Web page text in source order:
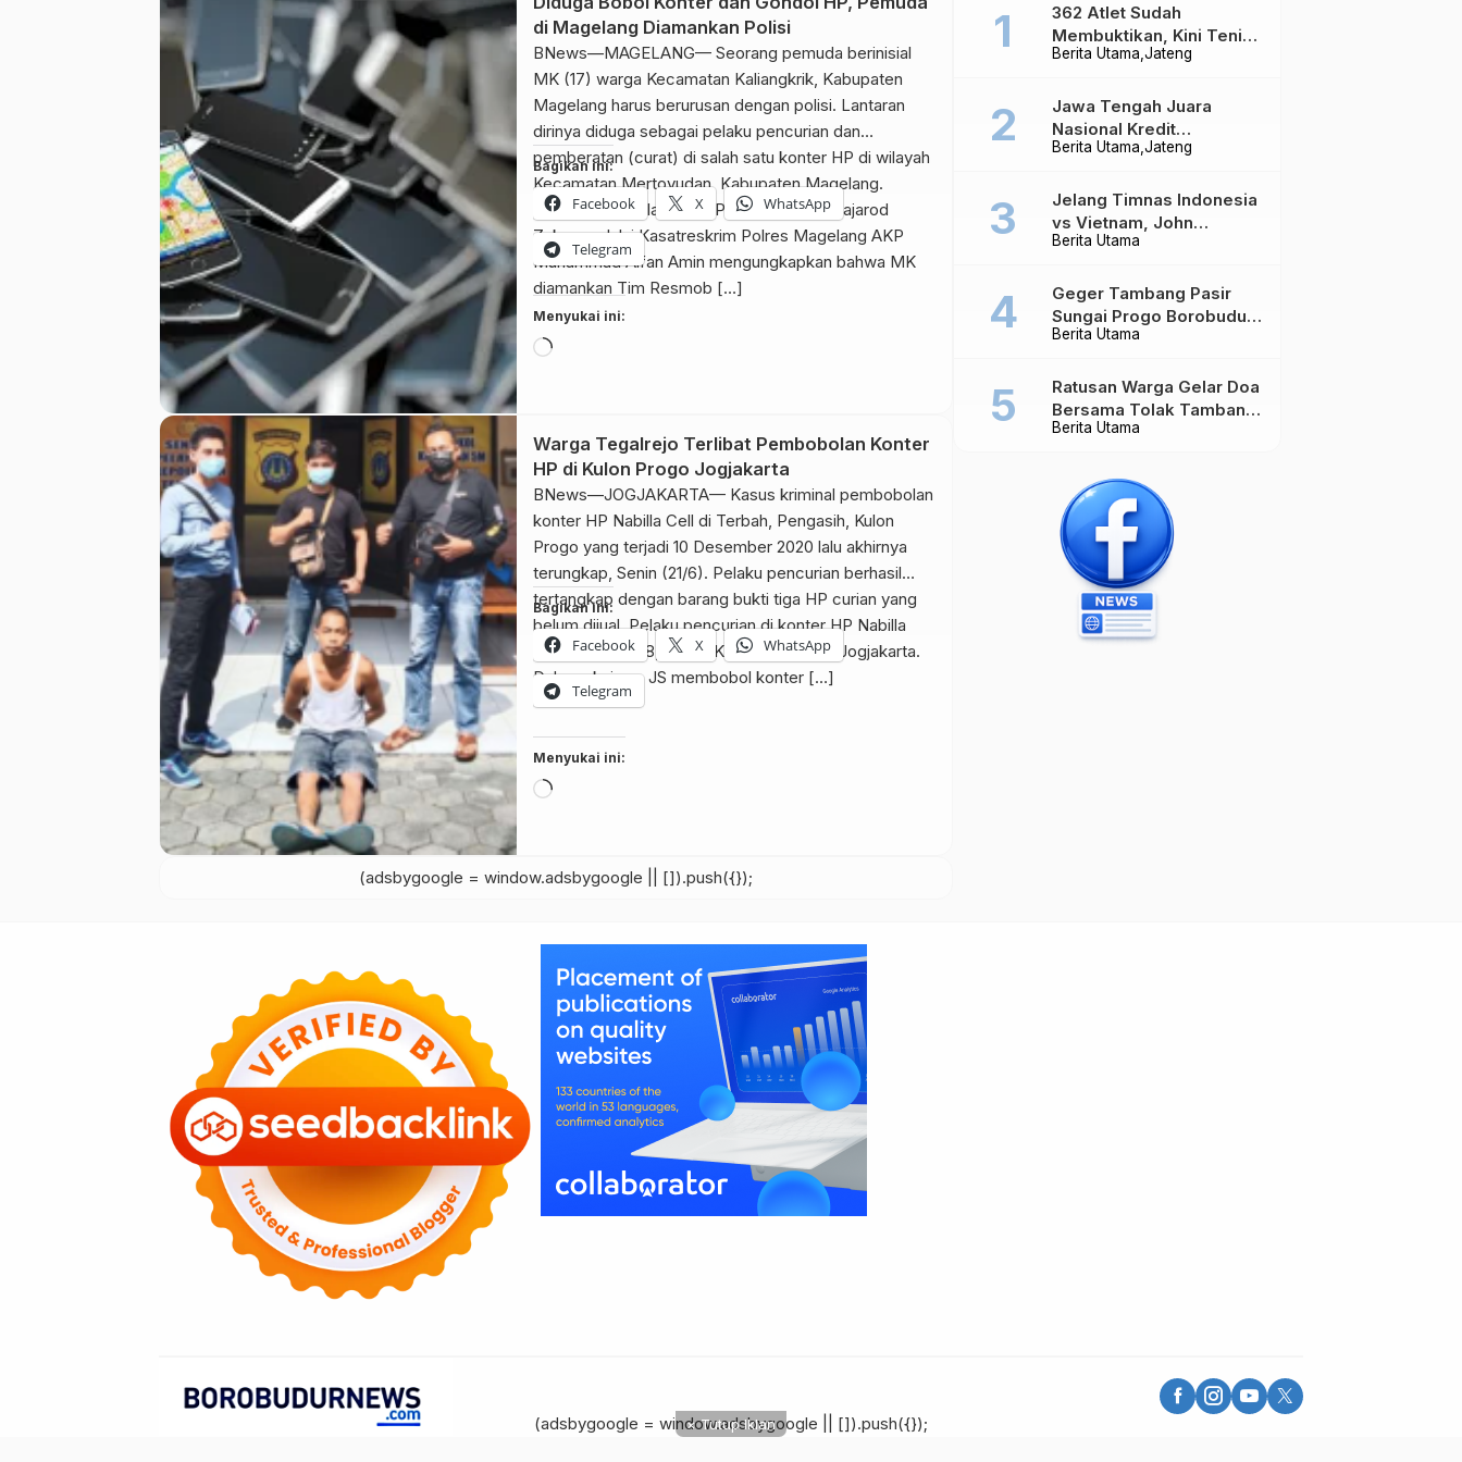
di Magelang Diamankan Polisi
BNews—MAGELANG— Seorang pemuda berinisial
MK (17) warga Kecamatan Kaliangkrik, Kabupaten
Magelang harus berurusan dengan polisi. Lantaran
dirinya diduga sebagai pelaku pencurian dan
pemberatan (curat) di salah satu konter HP di wilayah
Kecamatan Mertoyudan, Kabupaten Magelang.
Kapolres Magelang AKBP Mochammad Sajarod
Zakun melalui Kasatreskrim Polres Magelang AKP
Muhammad Alfan Amin mengungkapkan bahwa MK
diamankan Tim Resmob […]
Bagikan ini:
Facebook X WhatsApp
Telegram
Menyukai ini:
Memuat...
Warga Tegalrejo Terlibat Pembobolan Konter
HP di Kulon Progo Jogjakarta
BNews—JOGJAKARTA— Kasus kriminal pembobolan
konter HP Nabilla Cell di Terbah, Pengasih, Kulon
Progo yang terjadi 10 Desember 2020 lalu akhirnya
terungkap, Senin (21/6). Pelaku pencurian berhasil
tertangkap dengan barang bukti tiga HP curian yang
belum dijual. Pelaku pencurian di konter HP Nabilla
Cell yakni JS, 38, warga Kricak Tegalrejo Jogjakarta.
Dalam aksinya, JS membobol konter […]
Bagikan ini:
Facebook X WhatsApp
Telegram
Menyukai ini:
Memuat...
(adsbygoogle = window.adsbygoogle || []).push({});
Berita Utama Jateng
362 Atlet Sudah
Membuktikan, Kini Tenis
Meja Jateng Dibidik Jadi
Berita Utama Jateng
Jawa Tengah Juara
Nasional Kredit
Perumahan, Realisasi
Berita Utama
Jelang Timnas Indonesia
vs Vietnam, John
Herdman Ungkap Hal
Berita Utama
Geger Tambang Pasir
Sungai Progo Borobudur,
Warga Sambeng Hentikan
Berita Utama
Ratusan Warga Gelar Doa
Bersama Tolak Tambang
Pasir di Sungai Progo
(adsbygoogle = window.adsbygoogle || []).push({});
× Tutup Iklan